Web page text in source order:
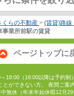
くらの不動産 > (賃貸)路線
事業所前駅の賃貸
ページトップに
18:00（18:00以降は予約制
ができない方。 夜間ご案
無休（年末年始休暇12月29